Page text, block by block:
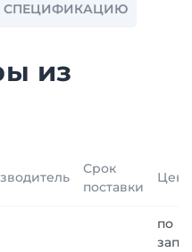
СПЕЦИФИКАЦИЮ
из
Срок
поставки
Цена
по